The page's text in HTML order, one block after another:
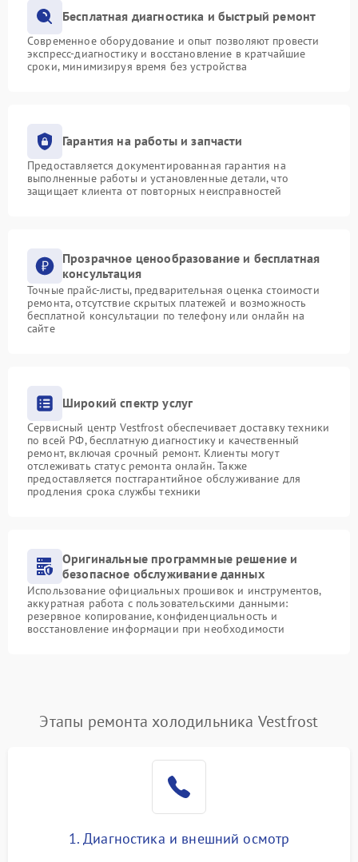
Бесплатная диагностика и быстрый ремонт
Современное оборудование и опыт позволяют провести
экспресс-диагностику и восстановление в кратчайшие
сроки, минимизируя время без устройства
Гарантия на работы и запчасти
Предоставляется документированная гарантия на
выполненные работы и установленные детали, что
защищает клиента от повторных неисправностей
Прозрачное ценообразование и бесплатная
консультация
Точные прайс-листы, предварительная оценка стоимости
ремонта, отсутствие скрытых платежей и возможность
бесплатной консультации по телефону или онлайн на
сайте
Широкий спектр услуг
Сервисный центр Vestfrost обеспечивает доставку техники
по всей РФ, бесплатную диагностику и качественный
ремонт, включая срочный ремонт. Клиенты могут
отслеживать статус ремонта онлайн. Также
предоставляется постгарантийное обслуживание для
продления срока службы техники
Оригинальные программные решение и
безопасное обслуживание данных
Использование официальных прошивок и инструментов,
аккуратная работа с пользовательскими данными:
резервное копирование, конфиденциальность и
восстановление информации при необходимости
Этапы ремонта холодильника Vestfrost
1. Диагностика и внешний осмотр